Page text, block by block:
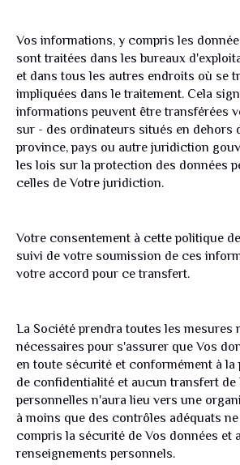
Vos informations, y compris les
sont traitées dans les bureaux
et dans tous les autres endroits où se
impliquées dans le traitement. Cela
informations peuvent être transférées
sur - des ordinateurs situés en dehors
province, pays ou autre juridiction
les lois sur la protection des données
celles de Votre juridiction.
Votre consentement à cette politique
suivi de votre soumission de ces
votre accord pour ce transfert.
La Société prendra toutes les mesures
nécessaires pour s'assurer que Vos
en toute sécurité et conformément à la
de confidentialité et aucun transfert de
personnelles n'aura lieu vers une
à moins que des contrôles adéquats
compris la sécurité de Vos données et
renseignements personnels.